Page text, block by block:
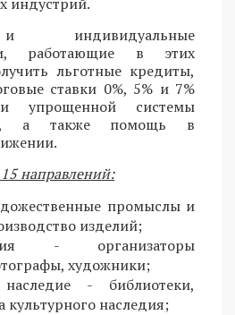
индивидуальные
работающие в этих
льготные кредиты,
ставки 0%, 5% и 7%
упрощенной системы
а также помощь в
направлений:
промыслы и
изделий;
- организаторы
художники;
наследие - библиотеки,
культурного наследия;